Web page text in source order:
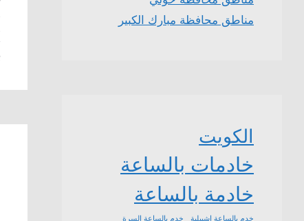
مناطق محافظة مبارك الكبير
الكويت
خادمات بالساعة
خادمة بالساعة
خدم بالساعة اشبيلية
خدم بالساعة السرة